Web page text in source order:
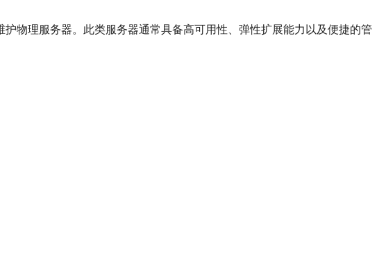
物理服务器。此类服务器通常具备高可用性、弹性扩展能力以及便捷的管